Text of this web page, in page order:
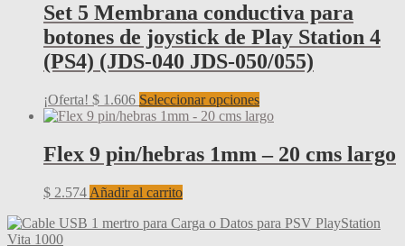
Set 5 Membrana conductiva para
botones de joystick de Play Station 4
(PS4) (JDS-040 JDS-050/055)
¡Oferta! $ 1.606 Seleccionar opcionesEste
producto
múltiples
variantes.
pueden
Flex 9 pin/hebras 1mm – 20 cms largo
$ 2.574 Añadir al carrito